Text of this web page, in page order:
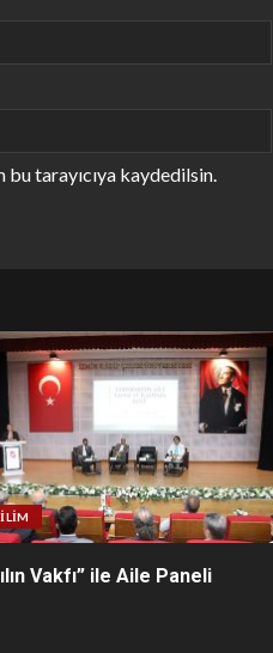
bu tarayıcıya kaydedilsin.
Vakfı” ile Aile Paneli